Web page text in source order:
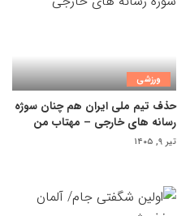
ورزشی
حذف تیم ملی ایران هم چنان سوژه
رسانه های خارجی – مهتاب من
تیر ۹, ۱۴۰۵